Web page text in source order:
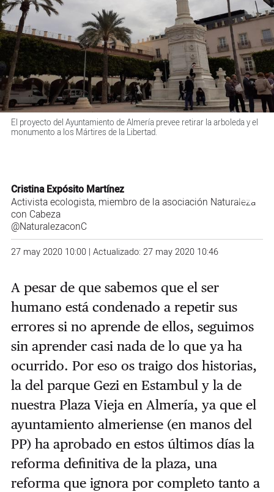
El proyecto del Ayuntamiento de Almería prevee retirar la arboleda y el
monumento a los Mártires de la Libertad.
Cristina Expósito Martínez
Activista ecologista, miembro de la asociación Naturaleza
con Cabeza
@NaturalezaconC
27 may 2020 10:00 | Actualizado: 27 may 2020 10:46
A pesar de que sabemos que el ser
humano está condenado a repetir sus
errores si no aprende de ellos, seguimos
sin aprender casi nada de lo que ya ha
ocurrido. Por eso os traigo dos historias,
la del parque Gezi en Estambul y la de
nuestra Plaza Vieja en Almería, ya que el
ayuntamiento almeriense (en manos del
PP) ha aprobado en estos últimos días la
reforma definitiva de la plaza, una
reforma que ignora por completo tanto a